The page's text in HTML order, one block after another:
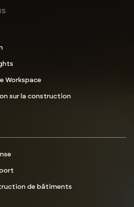
Workspace
sur la construction
de bâtiments